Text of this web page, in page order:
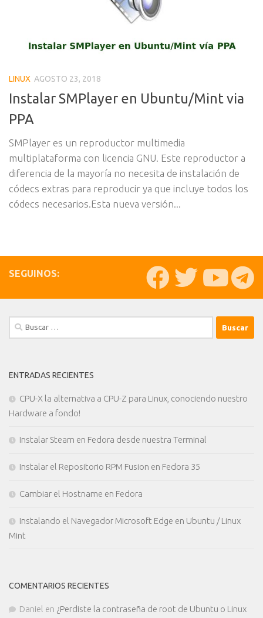
LINUX AGOSTO 23, 2018
Instalar SMPlayer en Ubuntu/Mint via
PPA
SMPlayer es un reproductor multimedia
multiplataforma con licencia GNU. Este reproductor a
diferencia de la mayoría no necesita de instalación de
códecs extras para reproducir ya que incluye todos los
códecs necesarios.Esta nueva versión...
SEGUINOS:
Buscar:
ENTRADAS RECIENTES
CPU-X la alternativa a CPU-Z para Linux, conociendo nuestro
Hardware a fondo!
Instalar Steam en Fedora desde nuestra Terminal
Instalar el Repositorio RPM Fusion en Fedora 35
Cambiar el Hostname en Fedora
Instalando el Navegador Microsoft Edge en Ubuntu / Linux
Mint
COMENTARIOS RECIENTES
Daniel en ¿Perdiste la contraseña de root de Ubuntu o Linux